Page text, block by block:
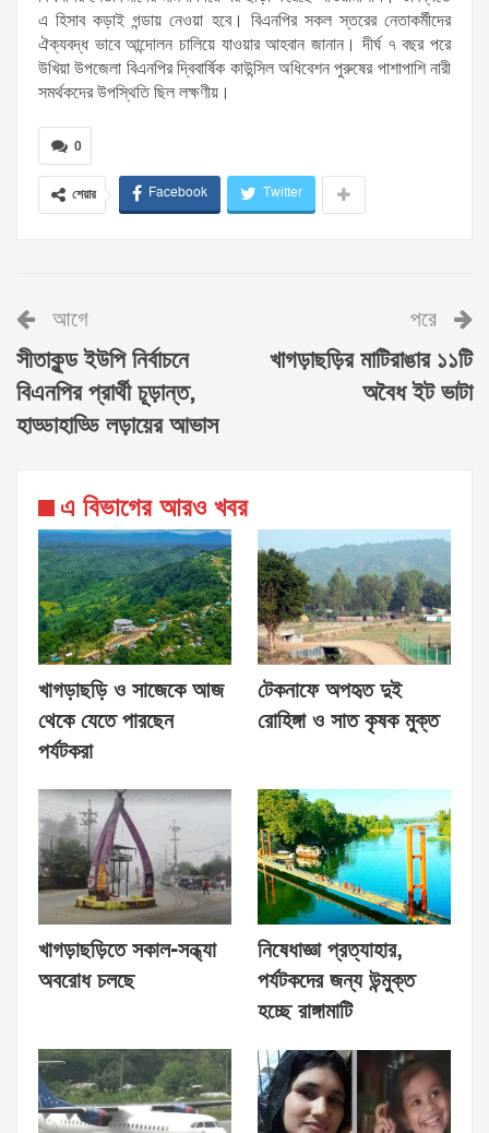
এ হিসাব কড়াই গন্ডায় নেওয়া হবে। বিএনপির সকল স্তরের নেতাকর্মীদের
ঐক্যবদ্ধ ভাবে আন্দোলন চালিয়ে যাওয়ার আহবান জানান। দীর্ঘ ৭ বছর পরে
উখিয়া উপজেলা বিএনপির দ্বিবার্ষিক কাউন্সিল অধিবেশন পুরুষের পাশাপাশি নারী
সমর্থকদের উপস্থিতি ছিল লক্ষণীয়।
0
শেয়ার Facebook Twitter
আগে
সীতাকুন্ড ইউপি নির্বাচনে
বিএনপির প্রার্থী চূড়ান্ত,
হাড্ডাহাড্ডি লড়ায়ের আভাস
পরে
খাগড়াছড়ির মাটিরাঙার ১১টি
অবৈধ ইট ভাটা
এ বিভাগের আরও খবর
খাগড়াছড়ি ও সাজেকে আজ
থেকে যেতে পারছেন
পর্যটকরা
টেকনাফে অপহৃত দুই
রোহিঙ্গা ও সাত কৃষক মুক্ত
খাগড়াছড়িতে সকাল-সন্ধ্যা
অবরোধ চলছে
নিষেধাজ্ঞা প্রত্যাহার,
পর্যটকদের জন্য উন্মুক্ত
হচ্ছে রাঙ্গামাটি